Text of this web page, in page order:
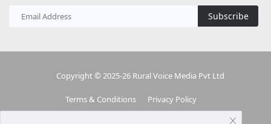
Subscribe
Copyright © 2025-26 Rural Voice Media Pvt Ltd
Terms & Conditions Privacy Policy